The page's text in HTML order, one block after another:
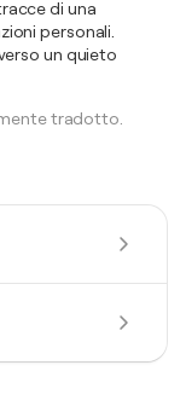
di una
personali.
un quieto
tradotto.